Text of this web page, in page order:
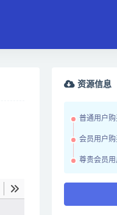
资源信息
普通用户购
会员用户购
尊贵会员用